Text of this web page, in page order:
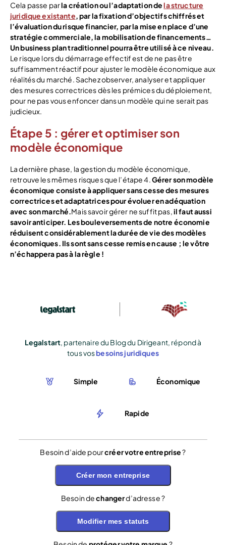
Cela passe parla création ou l’adaptation dela structure
juridique existante, par la fixation d’objectifs chiffrés et
l’évaluation du risque financier, par la mise en place d’une
stratégie commerciale, la mobilisation de financements…
Un business plan traditionnel pourra être utilisé à ce niveau.
Le risque lors du démarrage effectif est de ne pas être
suffisamment réactif pour ajuster le modèle économique aux
réalités du marché. Sachez observer, analyser et appliquer
des mesures correctrices dès les prémices du déploiement,
pour ne pas vous enfoncer dans un modèle qui ne serait pas
judicieux.
Étape 5 : gérer et optimiser son
modèle économique
La dernière phase, la gestion du modèle économique,
retrouve les mêmes risques que l’étape 4. Gérer son modèle
économique consiste à appliquer sans cesse des mesures
correctrices et adaptatrices pour évoluer en adéquation
avec son marché. Mais savoir gérer ne suffit pas, il faut aussi
savoir anticiper. Les bouleversements de notre économie
réduisent considérablement la durée de vie des modèles
économiques. Ils sont sans cesse remis en cause ; le vôtre
n’échappera pas à la règle !
Legalstart, partenaire du Blog du Dirigeant, répond à
tous vosbesoins juridiques
Simple Économique
Rapide
Besoin d’aide pourcréer votre entreprise?
Créer mon entreprise
Besoin dechangerd’adresse ?
Modifier mes statuts